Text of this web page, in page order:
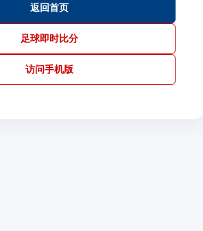
返回首页
足球即时比分
访问手机版